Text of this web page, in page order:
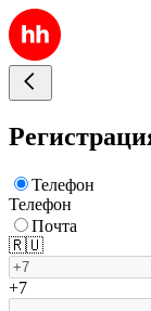
Телефон
Телефон
Почта
🇷🇺
+7